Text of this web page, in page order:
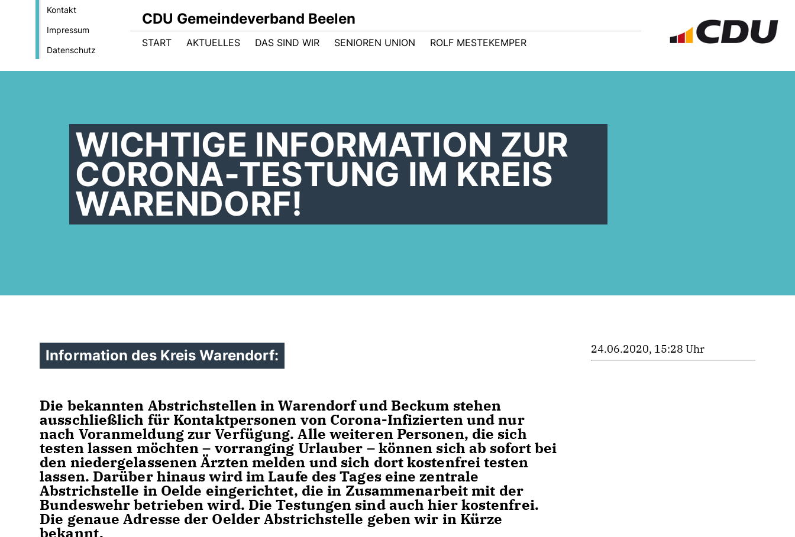
Kontakt
Impressum
Datenschutz
CDU Gemeindeverband Beelen
START AKTUELLES DAS SIND WIR SENIOREN UNION ROLF MESTEKEMPER
WICHTIGE INFORMATION ZUR
CORONA-TESTUNG IM KREIS
WARENDORF!
Information des Kreis Warendorf:
Die bekannten Abstrichstellen in Warendorf und Beckum stehen
ausschließlich für Kontaktpersonen von Corona-Infizierten und nur
nach Voranmeldung zur Verfügung. Alle weiteren Personen, die sich
testen lassen möchten – vorranging Urlauber – können sich ab sofort bei
den niedergelassenen Ärzten melden und sich dort kostenfrei testen
lassen. Darüber hinaus wird im Laufe des Tages eine zentrale
Abstrichstelle in Oelde eingerichtet, die in Zusammenarbeit mit der
Bundeswehr betrieben wird. Die Testungen sind auch hier kostenfrei.
Die genaue Adresse der Oelder Abstrichstelle geben wir in Kürze
bekannt.
24.06.2020, 15:28 Uhr